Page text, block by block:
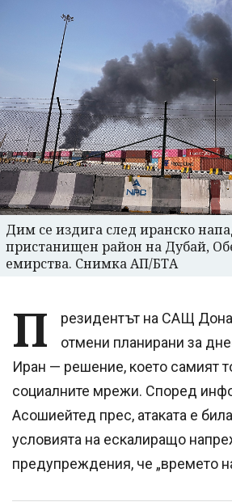
Дим се издига след иранско
пристанищен район на Дубай,
емирства. Снимка АП/БТА
П
резидентът на САЩ
отмени планирани за
Иран — решение, което самият
социалните мрежи. Според
Асошиейтед прес, атаката е
условията на ескалиращо
предупреждения, че „времето